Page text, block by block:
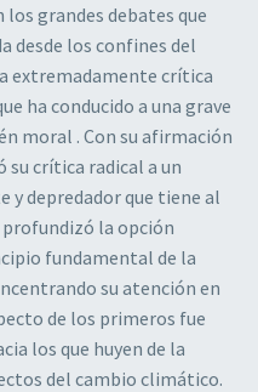
grandes debates que
desde los confines del
extremadamente crítica
ha conducido a una grave
moral . Con su afirmación
crítica radical a un
y depredador que tiene al
profundizó la opción
fundamental de la
su atención en
de los primeros fue
los que huyen de la
del cambio climático.